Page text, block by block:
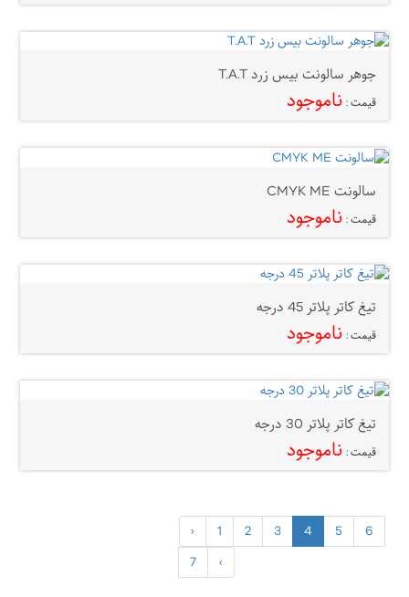
جوهر سالونت بیس زرد T.A.T
قیمت : ناموجود
سالونت CMYK ME
قیمت : ناموجود
تیغ کاتر پلاتر 45 درجه
قیمت : ناموجود
تیغ کاتر پلاتر 30 درجه
قیمت : ناموجود
‹ 1 2 3 4 5
6
7
›